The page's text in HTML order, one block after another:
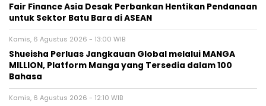
Fair Finance Asia Desak Perbankan Hentikan Pendanaan
untuk Sektor Batu Bara di ASEAN
Kamis, 6 Agustus 2026 - 13:00 WIB
Shueisha Perluas Jangkauan Global melalui MANGA
MILLION, Platform Manga yang Tersedia dalam 100
Bahasa
Kamis, 6 Agustus 2026 - 12:10 WIB